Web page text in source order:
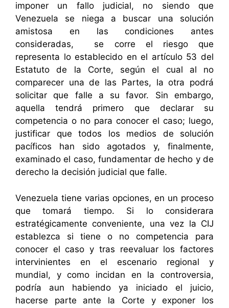
imponer un fallo judicial, no siendo que
Venezuela se niega a buscar una solución
amistosa en las condiciones antes
consideradas, se corre el riesgo que
representa lo establecido en el artículo 53 del
Estatuto de la Corte, según el cual al no
comparecer una de las Partes, la otra podrá
solicitar que falle a su favor. Sin embargo,
aquella tendrá primero que declarar su
competencia o no para conocer el caso; luego,
justificar que todos los medios de solución
pacíficos han sido agotados y, finalmente,
examinado el caso, fundamentar de hecho y de
derecho la decisión judicial que falle.
Venezuela tiene varias opciones, en un proceso
que tomará tiempo. Si lo considerara
estratégicamente conveniente, una vez la CIJ
establezca si tiene o no competencia para
conocer el caso y tras reevaluar los factores
intervinientes en el escenario regional y
mundial, y como incidan en la controversia,
podría aun habiendo ya iniciado el juicio,
hacerse parte ante la Corte y exponer los